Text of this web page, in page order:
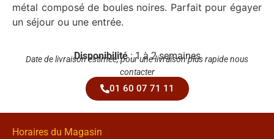
métal composé de boules noires. Parfait pour égayer
un séjour ou une entrée.
Disponibilité: 1 à 2 semaines
Date de livraison estimée, pour une livraison plus rapide nous
contacter
01 60 07 71 11
Horaires du Magasin